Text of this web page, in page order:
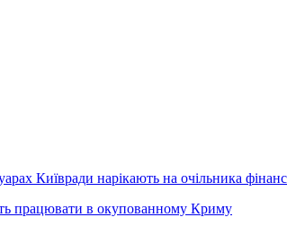
Київради нарікають на очільника
працювати в окупованному Криму